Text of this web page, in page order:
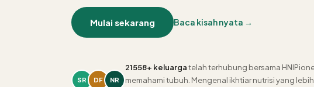
Mulai sekarang Baca kisah nyata →
SR DF NR
21558+ keluargatelah terhubung bersama
memahami tubuh. Mengenal ikhtiar nutrisi yang